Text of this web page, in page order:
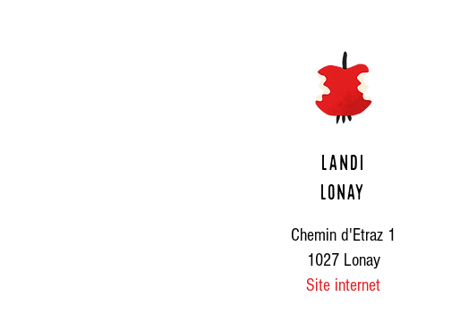
Landi
lonay
Chemin d'Etraz 1
1027 Lonay
Site internet